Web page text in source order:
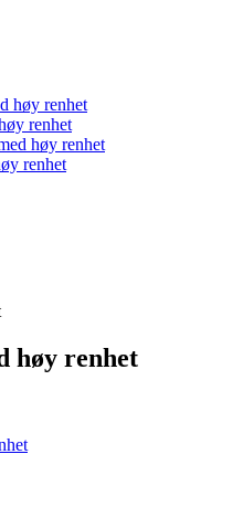
høy renhet
renhet
høy renhet
renhet
høy renhet